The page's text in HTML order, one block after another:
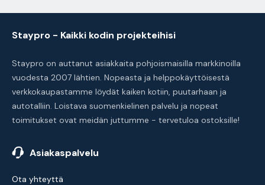
Staypro - Kaikki kodin projekteihisi
Staypro on auttanut asiakkaita pohjoismaisilla markkinoilla
vuodesta 2007 lähtien. Nopeasta ja helppokäyttöisestä
verkkokaupastamme löydät kaiken kotiin, puutarhaan ja
autotalliin. Loistava suomenkielinen palvelu ja nopeat
toimitukset ovat meidän juttumme - tervetuloa ostoksille!
Asiakaspalvelu
Ota yhteyttä